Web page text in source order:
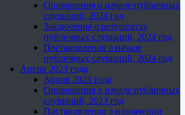
Оповещения о начале публичных
слушаний, 2024 год
Заключения о результатах
публичных слушаний, 2024 год
Постановления о начале
публичных слушаний, 2024 год
Архив 2023 года
Архив 2023 года
Оповещения о начале публичных
слушаний, 2023 год
Постановления о назначении